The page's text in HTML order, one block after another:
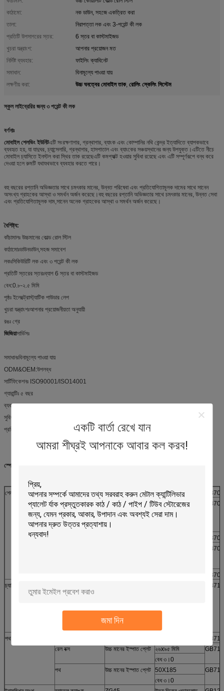
একটি বার্তা রেখে যান
আমরা শীঘ্রই আপনাকে আবার কল করব!
জমা দিন
কাঠামো:
নক ডাউন, সহজে একত্রিত করা
তালা:
নিরাপত্তা লক এবং 3-পয়েন্ট কী লক
প্রতিটি উপসাগরের স্তর:
6 স্তর বা কাস্টমাইজড
খুচরা যন্ত্রাংশ:
আপনার প্রয়োজন মত
নির্দিষ্ট ব্যবহার:
ফাইলিং ক্যাবিনেট
সমাধান:
বিনামূল্যে পাওয়া যায়
লক্ষণীয় করা:
উচ্চ ঘনত্বের মোবাইল তাক, রোলিং স্কেলিং সিস্টেম
স্কুল লাইব্রেরির জন্য ৩ পয়েন্ট কী লক
বর্ণনাঃ
মোবাইল শেলভিং ইউনিটএটি সংরক্ষণাগার, গ্রন্থাগার, ব্যাংক এবং কোম্পানির নথি কেন্দ্র ইত্যাদিতে ব্যাপকভাবে
ব্যবহৃত হয়, যা যাদুঘর, চ্যান্সেলারি, গ্রন্থাগার, হাসপাতাল এবং ব্যাংকের সঞ্চয়স্থানের জন্য উপযুক্ত।এটিতে নীচে
মোবাইল চ্যাসিতে ইনস্টল করা স্থির তাক রয়েছেএটি কমপ্যাক্ট হওয়ার সুবিধা রয়েছে এবং এটি সম্পূর্ণরূপে বন্ধ করে
দেওয়া হলে রুমটি যথাযথভাবে ব্যবহার করতে পারে।
বহু বছরের রপ্তানি অভিজ্ঞতার সাথে চমৎকার মানের, উন্নত পরিষেবা এবং প্রতিযোগিতামূলক দামের সাথে সানেন
অসংখ্য গ্রাহকের আস্থা ও সমর্থন অর্জন করেছে।বহু বছরের রপ্তানি অভিজ্ঞতার সাথে চমৎকার মানের, উন্নত সেবা
এবং প্রতিযোগিতামূলক দাম,সানেন অনেক গ্রাহকের আস্থা ও সমর্থন অর্জন করেছে।
বৈশিষ্ট্য:
কাঁচামালঃ উচ্চমানের কোল্ড রোল স্টিল
কাঠামোঃডাউনডাউন,সহজ সমাবেশ
লকঃসিকিউরিটি লক এবং ৩ পয়েন্ট কী লক
প্রতিটি স্তরের স্তরঃব্যাগ 6 স্তর বা কাস্টমাইজড
বেধ:0.৮-২.৫ মিমি
পৃষ্ঠঃ ইলেক্ট্রোস্ট্যাটিক পাউডার লেপ
খুচরা যন্ত্রাংশঃআপনার প্রয়োজনীয়তা অনুযায়ী
রঙঃ গ্রে
জিজিয়াসার্ভিসঃ
সমাধানঃবিনামূল্যে পাওয়া যায়
ODM&OEM:উপলব্ধ
সার্টিফিকেশনঃ ISO90001/ISO14001
গ্যারান্টিঃ ৫ বছর
ব্যবসায়ের ধরনঃপ্রযোজক
সুবিধাঃ কারখানার দাম
প্রতিক্রিয়া সময়ঃ 30 মিনিট
স্পেসিফিকেশনঃ
শেল্ফ বডি স্ট্যান্ড কলাম ঠান্ডা রোল স্টিল 1.5 মিমি
GB708
পার্টিশন পুরো শরীরের
পার্টিশন পার্টিশন ফ্ল্যাঞ্জ
25mm (পার্টিশন অধীনে
শক্তিশালী পাঁজর)
ঠান্ডা রোল স্টিল 1.0 মিমি GB708
GB708
GB708
GB708
চ্যাসি
ফ্রেম বোর্ড
GB710
ছয় আছেঃ 55mm বীম
গর্ত সীল আছে
পথ
GB710
রেল বক্স
উচ্চ মানের ইস্পাত প্লেট ২৬x৯৫ মিমি
GB710
বেধ ৩।0
পথ
উচ্চ মানের ইস্পাত প্লেট 50X185
GB710
বেধ ৩।0